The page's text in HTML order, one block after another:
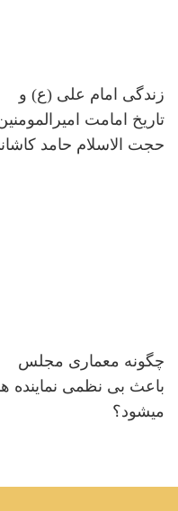
زندگی امام علی (ع) و
تاریخ امامت
حجت الاسلام حامد
چگونه معماری مجلس
باعث بی نظمی نماینده
میشود؟